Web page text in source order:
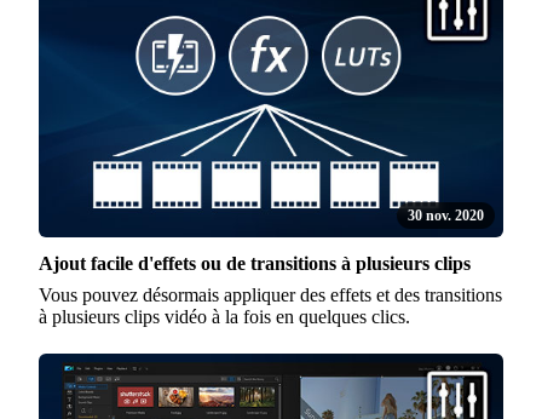
30 nov. 2020
Ajout facile d'effets ou de transitions à plusieurs clips
Vous pouvez désormais appliquer des effets et des transitions
à plusieurs clips vidéo à la fois en quelques clics.